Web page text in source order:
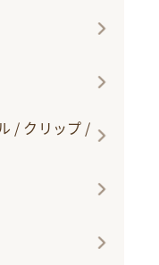
/ クリップ /